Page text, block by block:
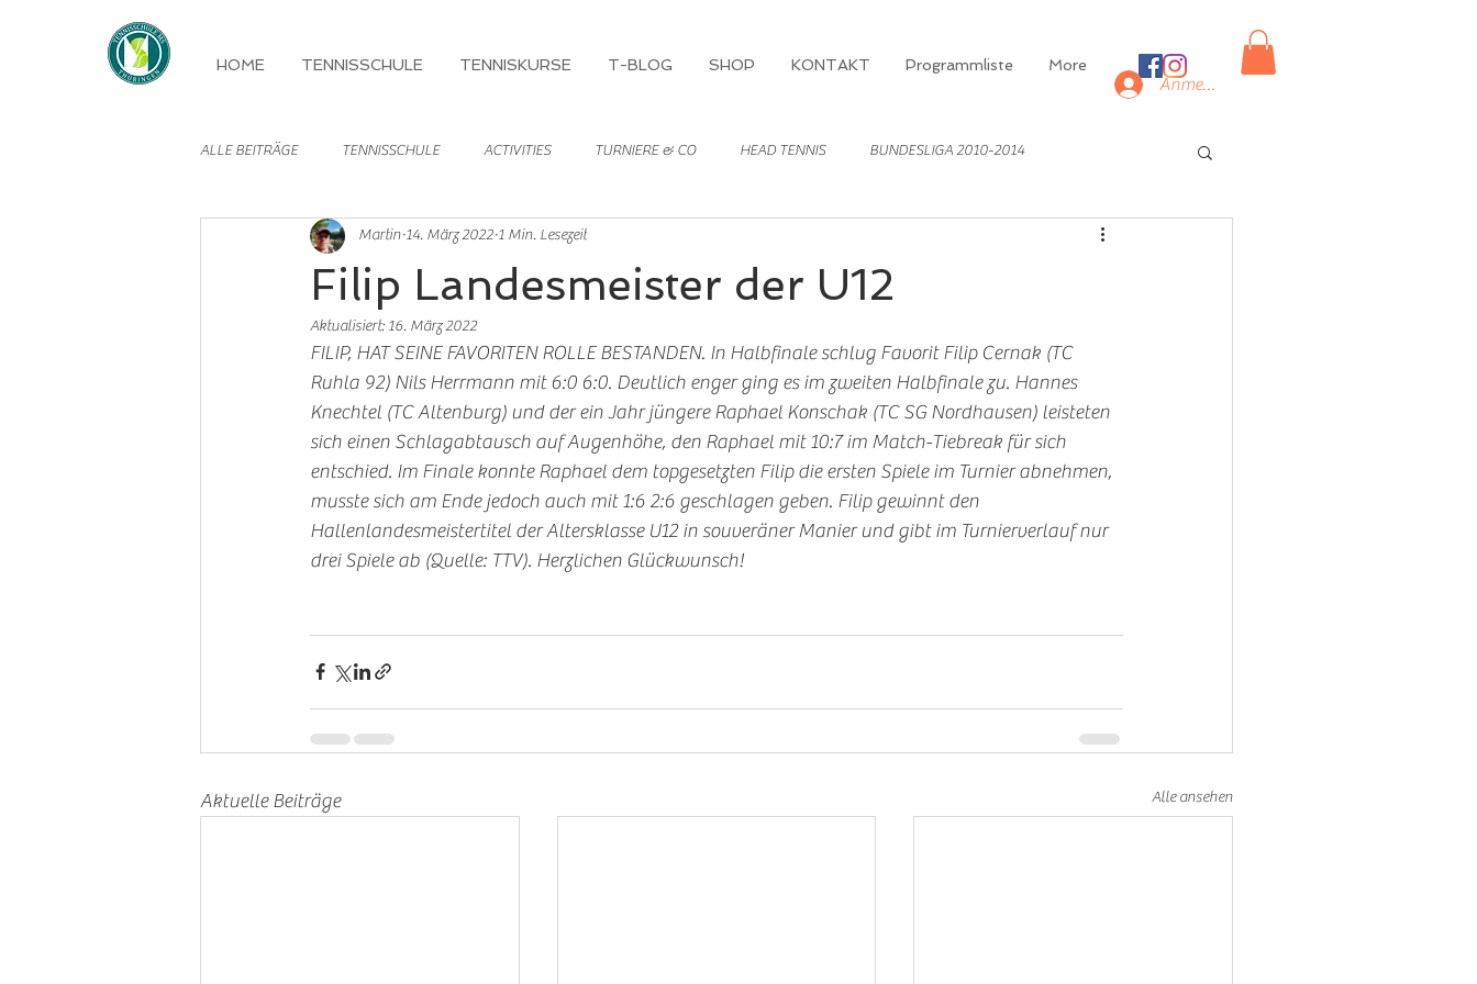
HOME TENNISSCHULE TENNISKURSE T-BLOG SHOP KONTAKT Programmliste More
Anmelden
ALLE BEITRÄGE TENNISSCHULE ACTIVITIES TURNIERE & CO HEAD TENNIS BUNDESLIGA 2010-2014
MANNSCHAFTEN
Filip Landesmeister der U12
Martin 14. März 2022 1 Min. Lesezeit
Aktualisiert: 16. März 2022
FILIP, HAT SEINE FAVORITEN ROLLE BESTANDEN. In Halbfinale schlug Favorit Filip Cernak (TC
Ruhla 92) Nils Herrmann mit 6:0 6:0. Deutlich enger ging es im zweiten Halbfinale zu. Hannes
Knechtel (TC Altenburg) und der ein Jahr jüngere Raphael Konschak (TC SG Nordhausen) leisteten
sich einen Schlagabtausch auf Augenhöhe, den Raphael mit 10:7 im Match-Tiebreak für sich
entschied. Im Finale konnte Raphael dem topgesetzten Filip die ersten Spiele im Turnier abnehmen,
musste sich am Ende jedoch auch mit 1:6 2:6 geschlagen geben. Filip gewinnt den
Hallenlandesmeistertitel der Altersklasse U12 in souveräner Manier und gibt im Turnierverlauf nur
drei Spiele ab (Quelle: TTV). Herzlichen Glückwunsch!
Aktuelle Beiträge Alle ansehen